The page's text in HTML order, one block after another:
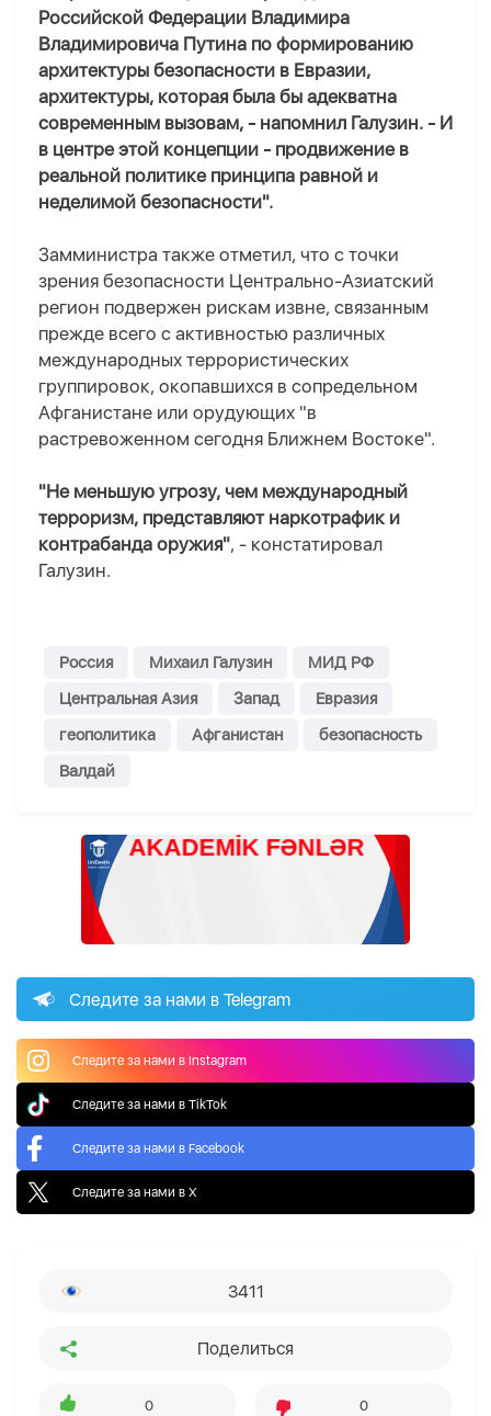
Российской Федерации Владимира
Владимировича Путина по формированию
архитектуры безопасности в Евразии,
архитектуры, которая была бы адекватна
современным вызовам, - напомнил Галузин. - И
в центре этой концепции - продвижение в
реальной политике принципа равной и
неделимой безопасности".
Замминистра также отметил, что с точки
зрения безопасности Центрально-Азиатский
регион подвержен рискам извне, связанным
прежде всего с активностью различных
международных террористических
группировок, окопавшихся в сопредельном
Афганистане или орудующих "в
растревоженном сегодня Ближнем Востоке".
"Не меньшую угрозу, чем международный
терроризм, представляют наркотрафик и
контрабанда оружия", - констатировал
Галузин.
Россия Михаил Галузин
МИД РФ
Центральная Азия
Запад
Евразия
геополитика
Афганистан
безопасность
Валдай
Следите за нами в Telegram
Следите за нами в Instagram
Следите за нами в TikTok
Следите за нами в Facebook
Следите за нами в X
3411
Поделиться
0 0